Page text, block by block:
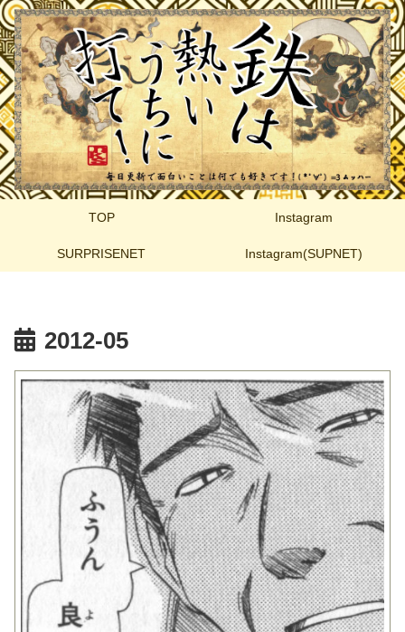
TOP Instagram
SURPRISENET Instagram(SUPNET)
2012-05